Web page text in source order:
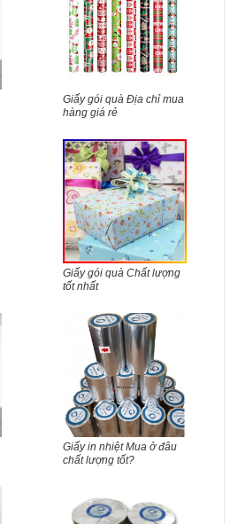
Giấy gói quà Địa chỉ mua
hàng giá rẻ
Giấy gói quà Chất lượng
tốt nhất
Giấy in nhiệt Mua ở đâu
chất lượng tốt?